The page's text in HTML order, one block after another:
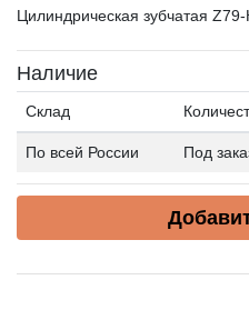
Цилиндрическая зубчатая
Наличие
Склад
По всей России Под